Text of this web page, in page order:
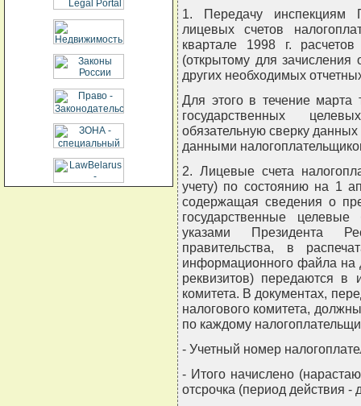
1. Передачу инспекциям
лицевых счетов
квартале 1998 г.
(открытому для
других необходимых
Для этого в течение марта
государственных
обязательную сверку
данными
2. Лицевые счета
учету) по состоянию на 1
содержащая сведения о
государственные
указами Президента
правительства, в
информационного файла на
реквизитов) передаются в
комитета. В документах,
налогового комитета,
по каждому
- Учетный номер
- Итого начислено
отсрочка (период действия -